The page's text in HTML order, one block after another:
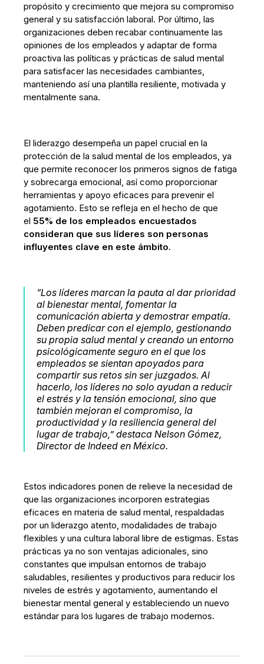
propósito y crecimiento que mejora su compromiso
general y su satisfacción laboral. Por último, las
organizaciones deben recabar continuamente las
opiniones de los empleados y adaptar de forma
proactiva las políticas y prácticas de salud mental
para satisfacer las necesidades cambiantes,
manteniendo así una plantilla resiliente, motivada y
mentalmente sana.
El liderazgo desempeña un papel crucial en la
protección de la salud mental de los empleados, ya
que permite reconocer los primeros signos de fatiga
y sobrecarga emocional, así como proporcionar
herramientas y apoyo eficaces para prevenir el
agotamiento. Esto se refleja en el hecho de que
el 55% de los empleados encuestados
consideran que sus líderes son personas
influyentes clave en este ámbito.
“Los líderes marcan la pauta al dar prioridad
al bienestar mental, fomentar la
comunicación abierta y demostrar empatía.
Deben predicar con el ejemplo, gestionando
su propia salud mental y creando un entorno
psicológicamente seguro en el que los
empleados se sientan apoyados para
compartir sus retos sin ser juzgados. Al
hacerlo, los líderes no solo ayudan a reducir
el estrés y la tensión emocional, sino que
también mejoran el compromiso, la
productividad y la resiliencia general del
lugar de trabajo,”destaca Nelson Gómez,
Director de Indeed en México.
Estos indicadores ponen de relieve la necesidad de
que las organizaciones incorporen estrategias
eficaces en materia de salud mental, respaldadas
por un liderazgo atento, modalidades de trabajo
flexibles y una cultura laboral libre de estigmas. Estas
prácticas ya no son ventajas adicionales, sino
constantes que impulsan entornos de trabajo
saludables, resilientes y productivos para reducir los
niveles de estrés y agotamiento, aumentando el
bienestar mental general y estableciendo un nuevo
estándar para los lugares de trabajo modernos.